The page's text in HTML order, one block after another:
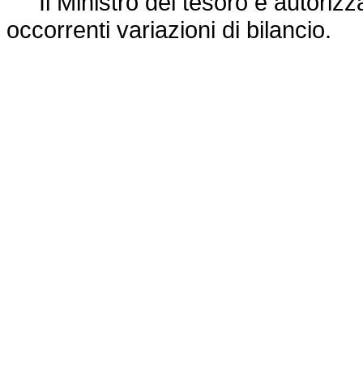
occorrenti variazioni di bilancio.